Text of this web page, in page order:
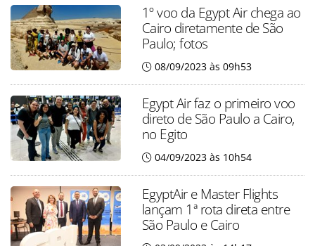
1º voo da Egypt Air chega ao
Cairo diretamente de São
Paulo; fotos
08/09/2023 às 09h53
Egypt Air faz o primeiro voo
direto de São Paulo a Cairo,
no Egito
04/09/2023 às 10h54
EgyptAir e Master Flights
lançam 1ª rota direta entre
São Paulo e Cairo